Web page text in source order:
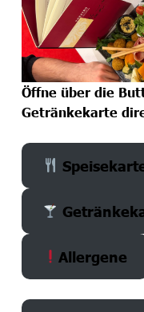
Öffne über die
Getränkekarte
Allergene